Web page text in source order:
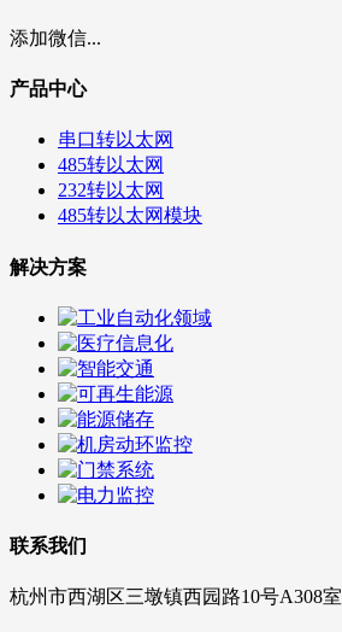
添加微信...
产品中心
串口转以太网
485转以太网
232转以太网
485转以太网模块
解决方案
联系我们
杭州市西湖区三墩镇西园路10号A308室